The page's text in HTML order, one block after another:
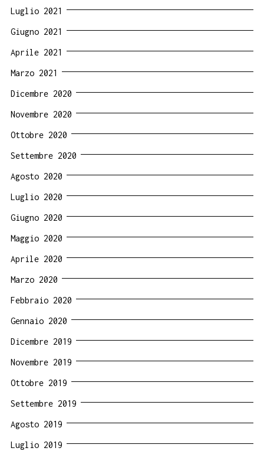
Luglio 2021
Giugno 2021
Aprile 2021
Marzo 2021
Dicembre 2020
Novembre 2020
Ottobre 2020
Settembre 2020
Agosto 2020
Luglio 2020
Giugno 2020
Maggio 2020
Aprile 2020
Marzo 2020
Febbraio 2020
Gennaio 2020
Dicembre 2019
Novembre 2019
Ottobre 2019
Settembre 2019
Agosto 2019
Luglio 2019